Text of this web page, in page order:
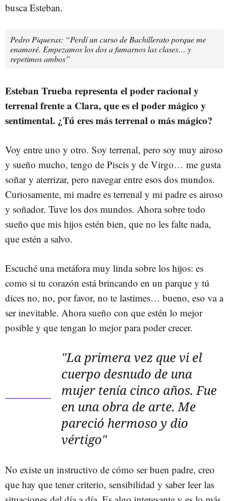
busca Esteban.
Pedro Piqueras: “Perdí un curso de Bachillerato porque me
enamoré. Empezamos los dos a fumarnos las clases… y
repetimos ambos”
Esteban Trueba representa el poder racional y
terrenal frente a Clara, que es el poder mágico y
sentimental. ¿Tú eres más terrenal o más mágico?
Voy entre uno y otro. Soy terrenal, pero soy muy airoso
y sueño mucho, tengo de Piscis y de Virgo… me gusta
soñar y aterrizar, pero navegar entre esos dos mundos.
Curiosamente, mi madre es terrenal y mi padre es airoso
y soñador. Tuve los dos mundos. Ahora sobre todo
sueño que mis hijos estén bien, que no les falte nada,
que estén a salvo.
Escuché una metáfora muy linda sobre los hijos: es
como si tu corazón está brincando en un parque y tú
dices no, no, por favor, no te lastimes… bueno, eso va a
ser inevitable. Ahora sueño con que estén lo mejor
posible y que tengan lo mejor para poder crecer.
"La primera vez que vi el
cuerpo desnudo de una
mujer tenía cinco años. Fue
en una obra de arte. Me
pareció hermoso y dio
vértigo"
No existe un instructivo de cómo ser buen padre, creo
que hay que tener criterio, sensibilidad y saber leer las